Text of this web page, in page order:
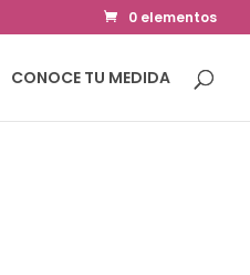
0 elementos
CONOCE TU MEDIDA